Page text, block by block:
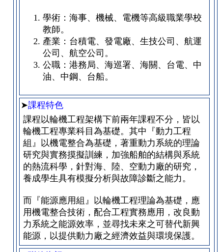
學術：海事、機械、電機等高級職業學校
教師。
產業：台積電、發電廠、生技公司、航運
公司、航空公司。
公職：港務局、海巡署、海關、台電、中
油、中鋼、台船。
➤課程特色
課程以輪機工程架構下前兩年課程不分，皆以
輪機工程專業科目為基礎。其中『動力工程
組』以機電整合為基礎，著重動力系統的理論
研究與實務摸擬訓練，加強船舶的結構與系統
的熱流科學，針對海、陸、空動力廠的研究，
養成學生具有模擬分析與故障診斷之能力。
而『能源應用組』以輪機工程理論為基礎，應
用機電整合技術，配合工程實務應用，改良動
力系統之能源效率，並尋找未來之可替代新興
能源，以提供動力廠之經濟效益與環境保護。